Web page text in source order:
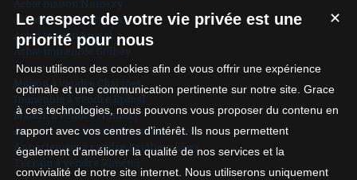
Achat maison Nomexy
Achat maison Portieux
Achat maison Épinal
Achat immeuble Golbey
Maison à vendre Charmes
Immeuble à vendre Épinal
Maison à vendre Nomexy
Appartement à vendre Rambervillers
Appartement à vendre Rambervillers
Terrain à vendre Viménil
✕
Le respect de votre vie privée est une
priorité pour nous
Nous utilisons des cookies afin de vous offrir une expérience
optimale et une communication pertinente sur notre site. Grace
à ces technologies, nous pouvons vous proposer du contenu en
rapport avec vos centres d'intérêt. Ils nous permettent
également d'améliorer la qualité de nos services et la
convivialité de notre site internet. Nous utiliserons uniquement